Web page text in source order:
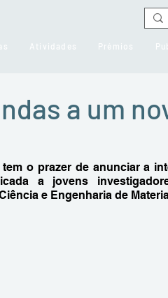
Atividades Prémios
a um
o prazer de anunciar a
a jovens
e Engenharia de